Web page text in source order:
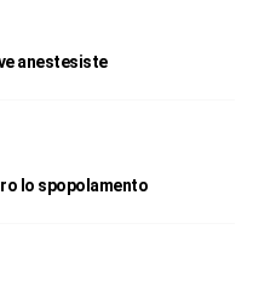
anestesiste
lo spopolamento